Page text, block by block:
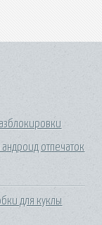
андроид отпечаток
для куклы